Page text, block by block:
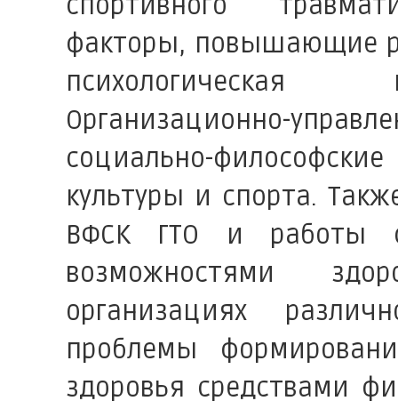
факторы, повышающие
психологическая
Организационно-
социально-
культуры и спорта.
ВФСК ГТО и работы
возможностями
организациях
проблемы
здоровья средствами